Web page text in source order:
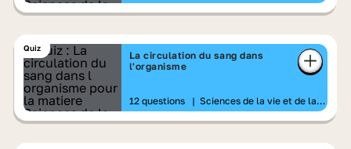
Terre
Quiz
La circulation du sang dans
l'organisme
12 questions | Sciences de la vie et de la
Terre